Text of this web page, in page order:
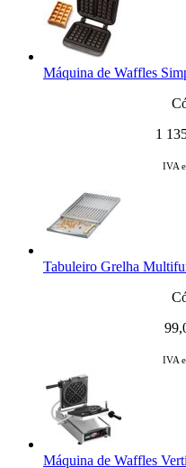
Máquina de Waffles
1
IVA
Tabuleiro Grelha
IVA
Máquina de Waffles